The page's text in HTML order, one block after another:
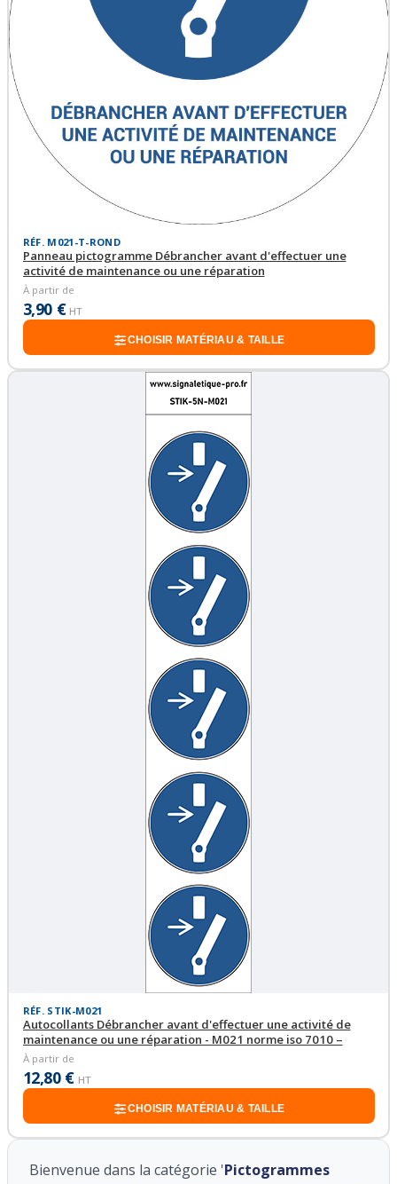
RÉF. M021-T-ROND
Panneau pictogramme Débrancher avant d'effectuer une
activité de maintenance ou une réparation
À partir de
3,90 € HT
CHOISIR MATÉRIAU & TAILLE
RÉF. STIK-M021
Autocollants Débrancher avant d'effectuer une activité de
maintenance ou une réparation - M021 norme iso 7010 –
À partir de
12,80 € HT
CHOISIR MATÉRIAU & TAILLE
Bienvenue dans la catégorie 'Pictogrammes